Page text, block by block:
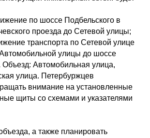
по шоссе Подбельского в
проезда до Сетевой улицы;
транспорта по Сетевой улице
улицы до шоссе
Объезд: Автомобильная улица,
улица. Петербуржцев
внимание на установленные
щиты со схемами и указателями
а также планировать